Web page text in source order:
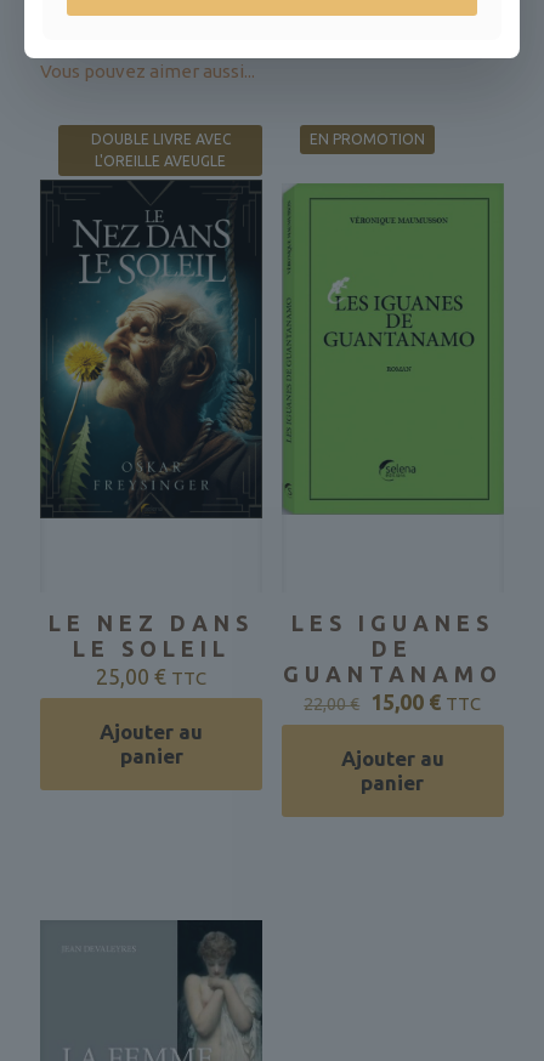
9791094886625
Vous pouvez aimer aussi...
DOUBLE LIVRE AVEC
L'OREILLE AVEUGLE
LE NEZ DANS
LE SOLEIL
25,00€ TTC
Ajouter au
panier
EN PROMOTION
LES IGUANES
DE
GUANTANAMO
22,00€
Le
prix
initial
était :
22,00 €.
15,00 €Le
prix
est :
TTC
Ajouter au
panier